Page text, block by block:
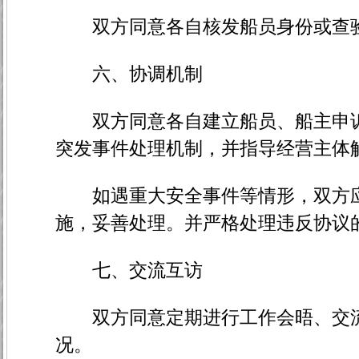
双方同意各自核发船员身份或查
六、协调机制
双方同意各自建立船员、船主申
突发事件处理机制，并指导经营主
如遇重大安全事件等情形，双方
施，妥善处理。并严格处理违反协议
七、交流互访
双方同意定期进行工作会晤、交
况。